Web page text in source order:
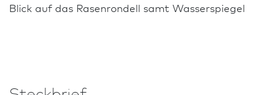
Blick auf das Rasenrondell samt Wasserspiegel